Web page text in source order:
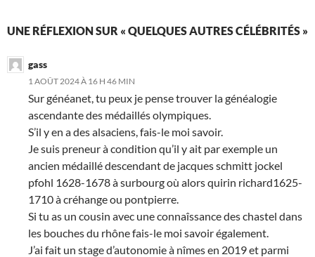
UNE RÉFLEXION SUR « QUELQUES AUTRES CÉLÉBRITÉS »
gass
1 AOÛT 2024 À 16 H 46 MIN
Sur généanet, tu peux je pense trouver la généalogie
ascendante des médaillés olympiques.
S’il y en a des alsaciens, fais-le moi savoir.
Je suis preneur à condition qu’il y ait par exemple un
ancien médaillé descendant de jacques schmitt jockel
pfohl 1628-1678 à surbourg où alors quirin richard1625-
1710 à créhange ou pontpierre.
Si tu as un cousin avec une connaîssance des chastel dans
les bouches du rhône fais-le moi savoir également.
J’ai fait un stage d’autonomie à nîmes en 2019 et parmi